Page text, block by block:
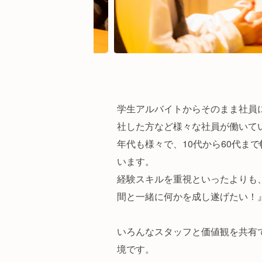
学生アルバイトからそのまま社
社した方など様々な社員が働いて
年代も様々で、10代から60代ま
います。
経験スキルを重視といったより
間と一緒に何かを成し遂げたい
いろんなスタッフと価値観を共
境です。